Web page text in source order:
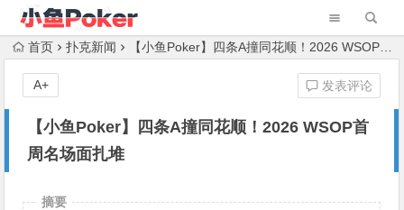
首页 扑克新闻 【小鱼Poker】四条A撞同花顺！2026 WSOP首周名场面扎堆
【小鱼Poker】四条A撞同花顺！2026 WSOP首
周名场面扎堆
发表评论
A+
摘要